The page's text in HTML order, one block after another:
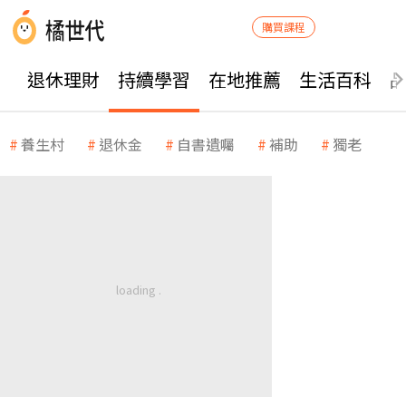
購買課程
退休理財 持續學習 在地推薦 生活百科
養生村 退休金 自書遺囑 補助 獨老